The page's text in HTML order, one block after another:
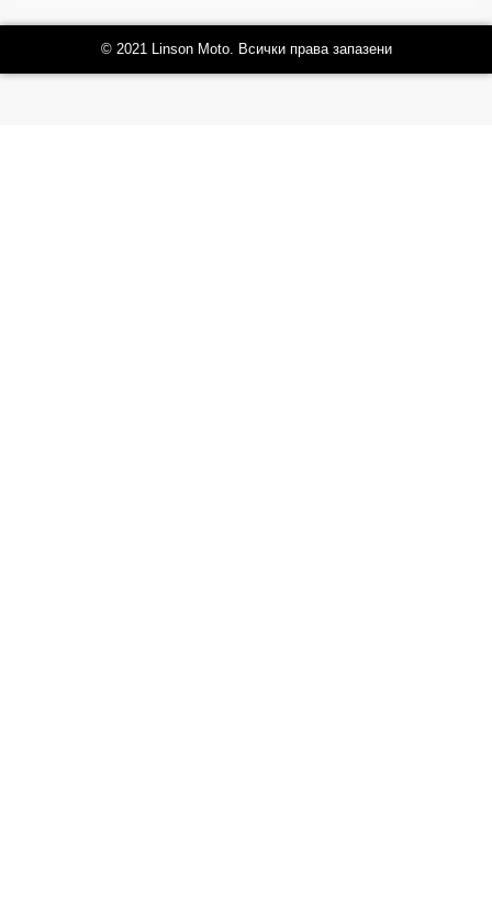
© 2021 Linson Moto. Всички права запазени